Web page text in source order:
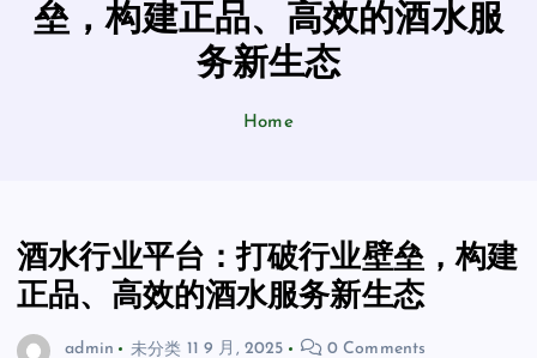
垒，构建正品、高效的酒水服
务新生态
Home
酒水行业平台：打破行业壁垒，构建
正品、高效的酒水服务新生态
admin 未分类 11 9 月, 2025 0 Comments